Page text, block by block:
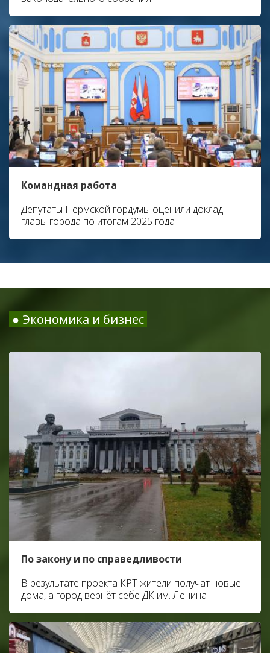
Командная работа
Депутаты Пермской гордумы оценили доклад
главы города по итогам 2025 года
● Экономика и бизнес
По закону и по справедливости
В результате проекта КРТ жители получат новые
дома, а город вернёт себе ДК им. Ленина